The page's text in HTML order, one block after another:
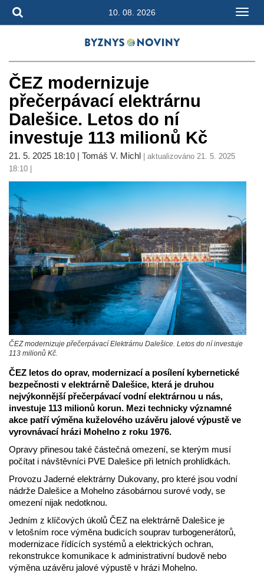
10. 08. 2026
ČEZ modernizuje
přečerpávací elektrárnu
Dalešice. Letos do ní
investuje 113 milionů Kč
21. 5. 2025 18:10 | Tomáš V. Michl | aktualizováno 21. 5. 2025
18:10 |
ČEZ modernizuje přečerpávací Elektrárnu Dalešice. Letos do ní investuje
113 milionů Kč.
ČEZ letos do oprav, modernizací a posílení kybernetické
bezpečnosti v elektrárně Dalešice, která je druhou
nejvýkonnější přečerpávací vodní elektrárnou u nás,
investuje 113 milionů korun. Mezi technicky významné
akce patří výměna kuželového uzávěru jalové výpustě ve
vyrovnávací hrázi Mohelno z roku 1976.
Opravy přinesou také částečná omezení, se kterým musí
počítat i návštěvníci PVE Dalešice při letních prohlídkách.
Provozu Jaderné elektrárny Dukovany, pro které jsou vodní
nádrže Dalešice a Mohelno zásobárnou surové vody, se
omezení nijak nedotknou.
Jedním z klíčových úkolů ČEZ na elektrárně Dalešice je
v letošním roce výměna budicích souprav turbogenerátorů,
modernizace řídících systémů a elektrických ochran,
rekonstrukce komunikace k administrativní budově nebo
výměna uzávěru jalové výpustě v hrázi Mohelno.